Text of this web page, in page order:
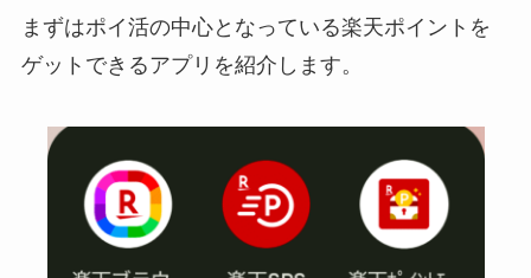
まずはポイ活の中心となっている楽天ポイントを
ゲットできるアプリを紹介します。